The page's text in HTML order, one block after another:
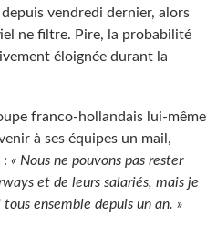
vendredi dernier, alors
ne filtre. Pire, la probabilité
éloignée durant la
franco-hollandais lui-même
à ses équipes un mail,
: « Nous ne pouvons pas rester
et de leurs salariés, mais je
ensemble depuis un an. »